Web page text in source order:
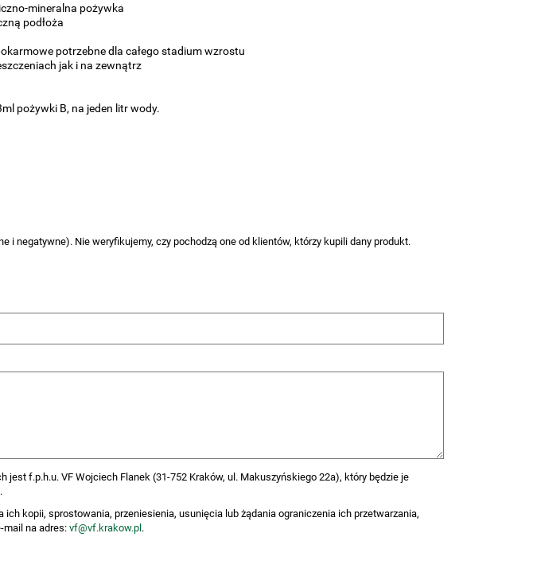
mineralna pożywka
podłoża
potrzebne dla całego stadium wzrostu
jak i na zewnątrz
pożywki B, na jeden litr wody.
i negatywne). Nie weryfikujemy, czy pochodzą one od klientów, którzy kupili dany produkt.
jest f.p.h.u. VF Wojciech Flanek (31-752 Kraków, ul. Makuszyńskiego 22a), który będzie je
.
ich kopii, sprostowania, przeniesienia, usunięcia lub żądania ograniczenia ich przetwarzania,
na adres: vf@vf.krakow.pl .